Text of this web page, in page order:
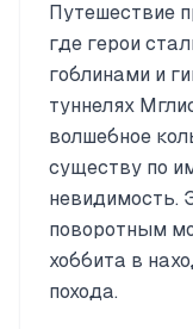
Путешествие
где герои
гоблинами и
туннелях
волшебное
существу по
невидимость.
поворотным
хоббита в
похода.